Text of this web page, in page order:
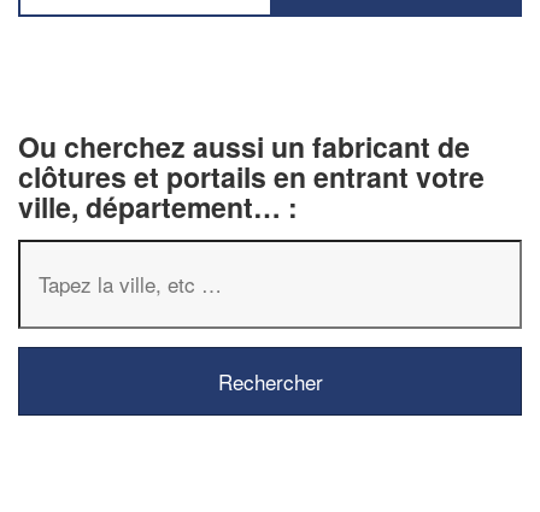
Ou cherchez aussi un fabricant de
clôtures et portails en entrant votre
ville, département… :